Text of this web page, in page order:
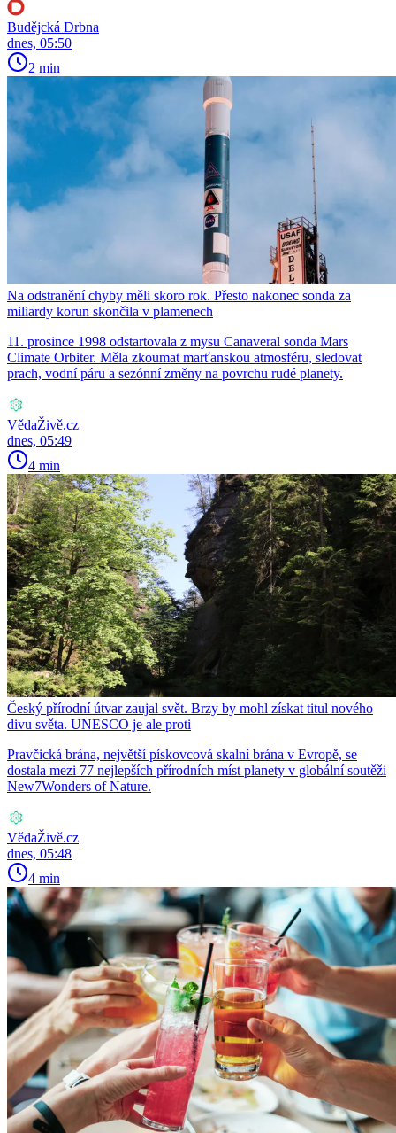
Budějcká Drbna
dnes, 05:50
2 min
Na odstranění chyby měli skoro rok. Přesto nakonec sonda za
miliardy korun skončila v plamenech
11. prosince 1998 odstartovala z mysu Canaveral sonda Mars
Climate Orbiter. Měla zkoumat marťanskou atmosféru, sledovat
prach, vodní páru a sezónní změny na povrchu rudé planety.
VědaŽivě.cz
dnes, 05:49
4 min
Český přírodní útvar zaujal svět. Brzy by mohl získat titul nového
divu světa. UNESCO je ale proti
Pravčická brána, největší pískovcová skalní brána v Evropě, se
dostala mezi 77 nejlepších přírodních míst planety v globální soutěži
New7Wonders of Nature.
VědaŽivě.cz
dnes, 05:48
4 min